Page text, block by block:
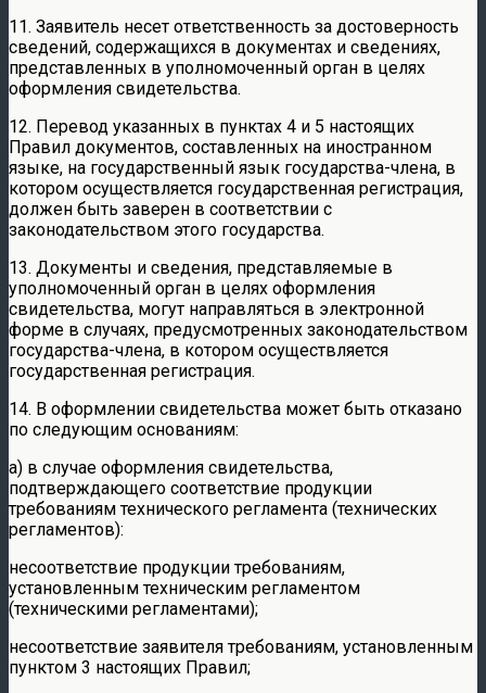
11. Заявитель несет ответственность за достоверность
сведений, содержащихся в документах и сведениях,
представленных в уполномоченный орган в целях
оформления свидетельства.
12. Перевод указанных в пунктах 4 и 5 настоящих
Правил документов, составленных на иностранном
языке, на государственный язык государства-члена, в
котором осуществляется государственная регистрация,
должен быть заверен в соответствии с
законодательством этого государства.
13. Документы и сведения, представляемые в
уполномоченный орган в целях оформления
свидетельства, могут направляться в электронной
форме в случаях, предусмотренных законодательством
государства-члена, в котором осуществляется
государственная регистрация.
14. В оформлении свидетельства может быть отказано
по следующим основаниям:
а) в случае оформления свидетельства,
подтверждающего соответствие продукции
требованиям технического регламента (технических
регламентов):
несоответствие продукции требованиям,
установленным техническим регламентом
(техническими регламентами);
несоответствие заявителя требованиям, установленным
пунктом 3 настоящих Правил;